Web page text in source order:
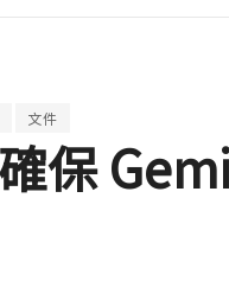
文件
保